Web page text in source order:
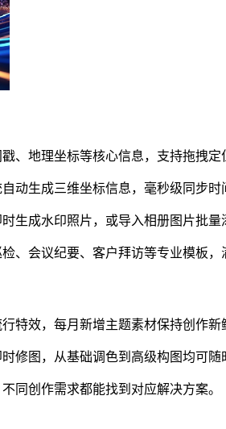
、地理坐标等核心信息，支持拖拽
动生成三维坐标信息，毫秒级同步
生成水印照片，或导入相册图片批
、会议纪要、客户拜访等专业模板
特效，每月新增主题素材保持创作新
修图，从基础调色到高级构图均可随
同创作需求都能找到对应解决方案。